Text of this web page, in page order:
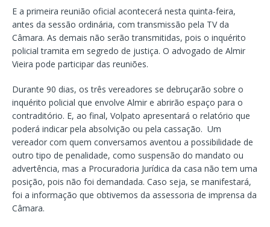
E a primeira reunião oficial acontecerá nesta quinta-feira,
antes da sessão ordinária, com transmissão pela TV da
Câmara. As demais não serão transmitidas, pois o inquérito
policial tramita em segredo de justiça. O advogado de Almir
Vieira pode participar das reuniões.
Durante 90 dias, os três vereadores se debruçarão sobre o
inquérito policial que envolve Almir e abrirão espaço para o
contraditório. E, ao final, Volpato apresentará o relatório que
poderá indicar pela absolvição ou pela cassação. Um
vereador com quem conversamos aventou a possibilidade de
outro tipo de penalidade, como suspensão do mandato ou
advertência, mas a Procuradoria Jurídica da casa não tem uma
posição, pois não foi demandada. Caso seja, se manifestará,
foi a informação que obtivemos da assessoria de imprensa da
Câmara.